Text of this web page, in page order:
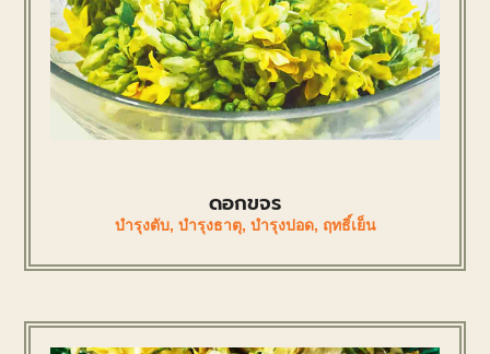
ดอกขจร
บำรุงตับ, บำรุงธาตุ, บำรุงปอด, ฤทธิ์เย็น